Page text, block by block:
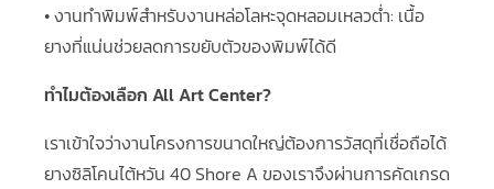
• งานทำพิมพ์สำหรับงานหล่อโลหะจุดหลอมเหลวต่ำ: เนื้อ
ยางที่แน่นช่วยลดการขยับตัวของพิมพ์ได้ดี
ทำไมต้องเลือก All Art Center?
เราเข้าใจว่างานโครงการขนาดใหญ่ต้องการวัสดุที่เชื่อถือได้
ยางซิลิโคนไต้หวัน 40 Shore A ของเราจึงผ่านการคัดเกรด